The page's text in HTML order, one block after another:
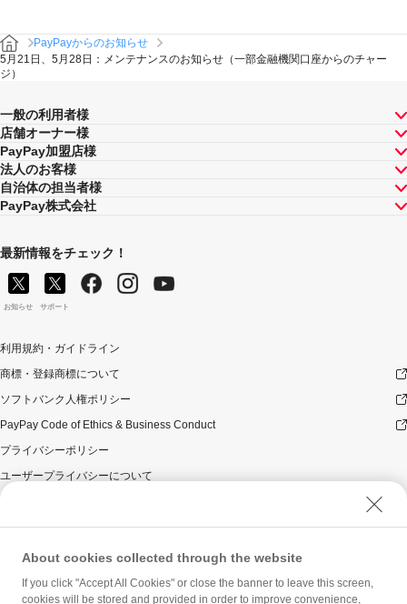
PayPayからのお知らせ
5月21日、5月28日：メンテナンスのお知らせ（一部金融機関口座からのチャー
ジ）
一般の利用者様
店舗オーナー様
PayPay加盟店様
法人のお客様
自治体の担当者様
PayPay株式会社
最新情報をチェック！
お知らせ サポート
利用規約・ガイドライン
商標・登録商標について
ソフトバンク人権ポリシー
PayPay Code of Ethics & Business Conduct
プライバシーポリシー
ユーザープライバシーについて
ウェブサイト利用規約
反社会的勢力に対する方針
勧誘方針
About cookies collected through the website
If you click "Accept All Cookies" or close the banner to leave this screen,
cookies will be stored and provided in order to improve convenience,